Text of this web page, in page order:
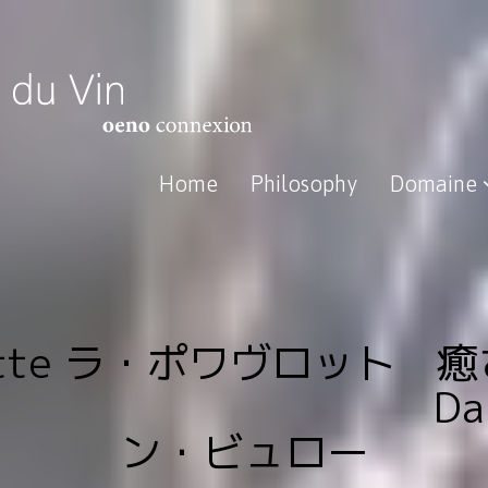
Home Philosophy Domaine
ラ・ポワヴロット 癒
ン・ビュロー